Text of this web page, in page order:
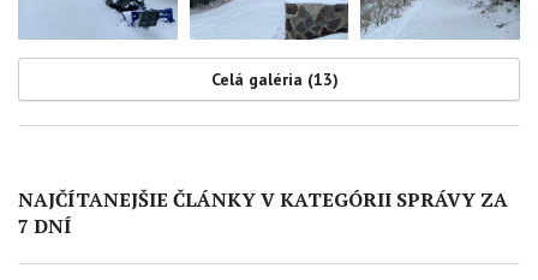
Celá galéria (13)
NAJČÍTANEJŠIE ČLÁNKY V KATEGÓRII SPRÁVY ZA
7 DNÍ